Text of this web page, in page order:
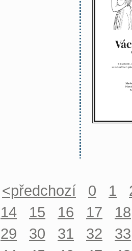
<předchozí 0 1
14 15 16 17
18
29 30 31 32
33